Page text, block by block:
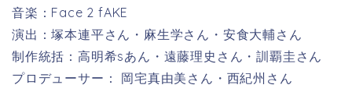
音楽：Face 2 fAKE
演出：塚本連平さん・麻生学さん・安食大輔さん
制作統括：高明希sあん・遠藤理史さん・訓覇圭さん
プロデューサー： 岡宅真由美さん・西紀州さん